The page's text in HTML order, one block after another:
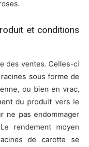
et conditions
des ventes. Celles-ci
sous forme de
ou bien en vrac,
du produit vers le
ne pas endommager
rendement moyen
de carotte se